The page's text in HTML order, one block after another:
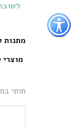
כפתור
לפתיחת
תפריט
נגישות
מתנות
מוצרי
תותי